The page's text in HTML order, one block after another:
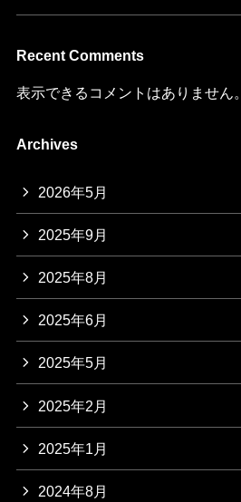
Recent Comments
表示できるコメントはありません。
Archives
2026年5月
2025年9月
2025年8月
2025年6月
2025年5月
2025年2月
2025年1月
2024年8月